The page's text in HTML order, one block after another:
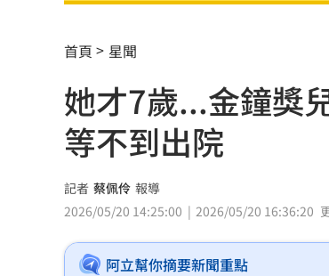
繞違停貨車遭撞！嘉義婦慘死
新濠建設單日狂掃5點 風佑築
震後徒手搬瓦礫救人 委國舉
魯冰花原唱隔13年開唱 台下
長野安曇野暴雨釀土石流 390
白海豚轉輕颱！最快「今夜脫
首頁 星聞
她才7歲...金鐘獎
等不到出院
記者 蔡佩伶 報導
2026/05/20 14:25:00
2026/05/20 16:36:20
阿立幫你摘要新聞重點